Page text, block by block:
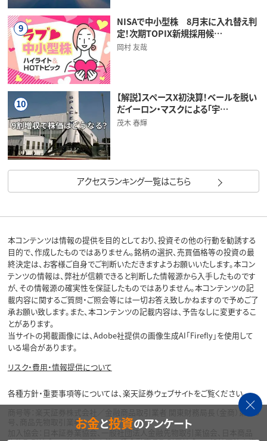
9
NISAで中小型株 8月末に入れ替え判
定！次期TOPIX新規採用候…
岡村 友哉
10
【解説】スペースX初決算！ベールを脱い
だイーロン・マスクによる「宇…
茂木 春輝
アクセスランキング一覧はこちら
本コンテンツは情報の提供を目的としており、投資その他の行動を勧誘する
目的で、作成したものではありません。銘柄の選択、売買価格等の投資の最
終決定は、お客様ご自身でご判断いただきますようお願いいたします。本コン
テンツの情報は、弊社が信頼できると判断した情報源から入手したものです
が、その情報源の確実性を保証したものではありません。本コンテンツの記
載内容に関するご質問・ご照会等には一切お答え致しかねますので予めご了
承お願い致します。また、本コンテンツの記載内容は、予告なしに変更するこ
とがあります。
当サイトの掲載画像には、Adobe社提供の画像生成AI「Firefly」を使用して
いる場合があります。
リスク・費用・情報提供について
各種方針・重要事項等については、楽天証券ウェブサイトをご覧ください。
商号等：楽天証券株式会社／金融商品取引業者 関東財務局長（金商）第195
号、商品先物取引業者
加入協会：日本証券業協会、一般社団法人金融先物取引業協会、日本商品
お金と投資のアンケート